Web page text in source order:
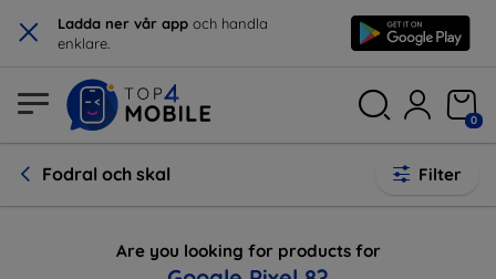
× Ladda ner vår app och handla
enklare.
0
Fodral och skal Filter
Are you looking for products for